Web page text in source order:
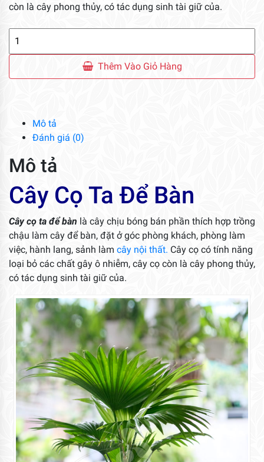
còn là cây phong thủy, có tác dụng sinh tài giữ của.
Để
Thêm Vào Giỏ Hàng
Mô tả
Đánh giá (0)
Mô tả
Cây Cọ Ta Để Bàn
Cây cọ ta để bàn là cây chịu bóng bán phần thích hợp trồng
chậu làm cây để bàn, đặt ở góc phòng khách, phòng làm
việc, hành lang, sảnh làm cây nội thất. Cây cọ có tính năng
loại bỏ các chất gây ô nhiễm, cây cọ còn là cây phong thủy,
có tác dụng sinh tài giữ của.